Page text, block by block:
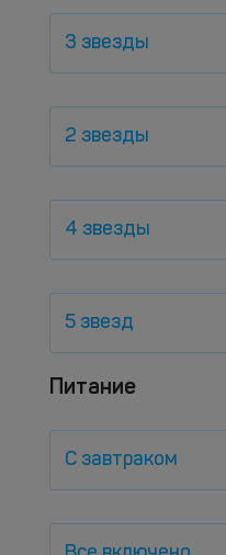
3 звезды
2 звезды
4 звезды
5 звезд
Питание
С завтраком